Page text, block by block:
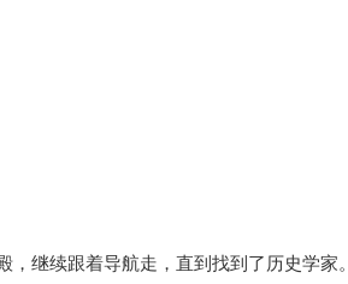
继续跟着导航走，直到找到了历史学家。